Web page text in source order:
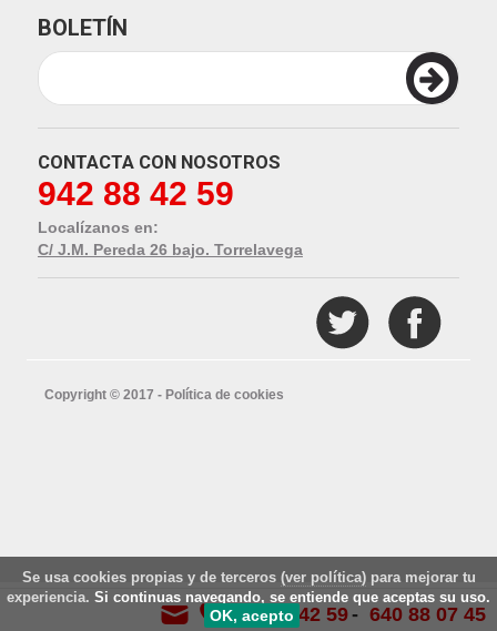
Se usa cookies propias y de terceros (ver política)para mejorar tu
experiencia. Si continuas navegando, se entiende que aceptas su uso.
OK, acepto
942 88 42 59 640 88 07 45
BOLETÍN
CONTACTA CON NOSOTROS
942 88 42 59
Localízanos en:
C/ J.M. Pereda 26 bajo. Torrelavega
Copyright © 2017 - Política de cookies